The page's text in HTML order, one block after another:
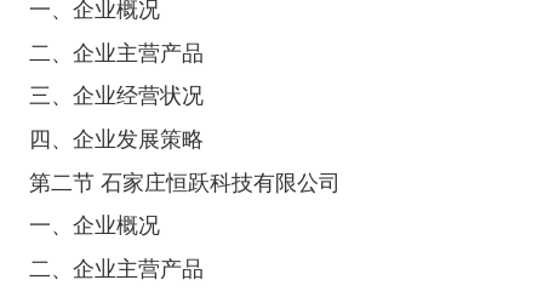
一、企业概况
二、企业主营产品
三、企业经营状况
四、企业发展策略
第二节 石家庄恒跃科技有限公司
一、企业概况
二、企业主营产品